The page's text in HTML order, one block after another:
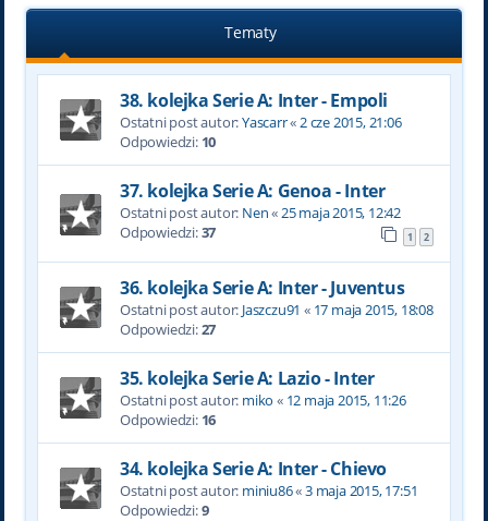
Tematy
38. kolejka Serie A: Inter - Empoli
Ostatni post autor:Yascarr«2 cze 2015, 21:06
Odpowiedzi: 10
37. kolejka Serie A: Genoa - Inter
Ostatni post autor: Nen«25 maja 2015, 12:42
Odpowiedzi:37 1 2
36. kolejka Serie A: Inter - Juventus
Ostatni post autor: Jaszczu91 « 17 maja 2015, 18:08
Odpowiedzi:27
35. kolejka Serie A: Lazio - Inter
Ostatni post autor: miko « 12 maja 2015, 11:26
Odpowiedzi: 16
34. kolejka Serie A: Inter - Chievo
Ostatni post autor: miniu86«3 maja 2015, 17:51
Odpowiedzi:9